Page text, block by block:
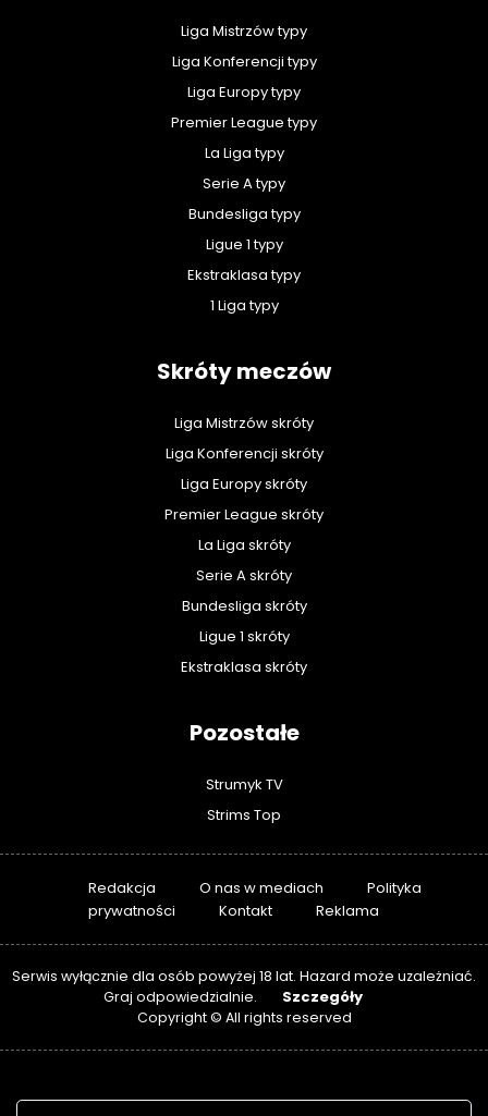
Liga Mistrzów typy
Liga Konferencji typy
Liga Europy typy
Premier League typy
La Liga typy
Serie A typy
Bundesliga typy
Ligue 1 typy
Ekstraklasa typy
1 Liga typy
Skróty meczów
Liga Mistrzów skróty
Liga Konferencji skróty
Liga Europy skróty
Premier League skróty
La Liga skróty
Serie A skróty
Bundesliga skróty
Ligue 1 skróty
Ekstraklasa skróty
Pozostałe
Strumyk TV
Strims Top
Redakcja O nas w mediach
Polityka
prywatności
Kontakt Reklama
Serwis wyłącznie dla osób powyżej 18 lat. Hazard może uzależniać.
Graj odpowiedzialnie.
Szczegóły
Copyright © All rights reserved